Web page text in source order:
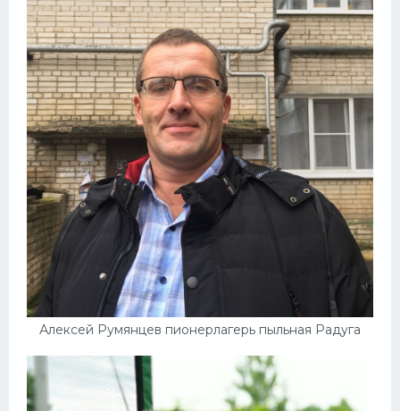
Алексей Румянцев пионерлагерь пыльная Радуга